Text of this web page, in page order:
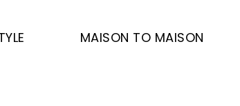
MAISON TO MAISON